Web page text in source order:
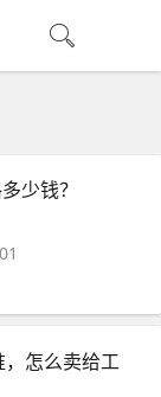
少钱？
怎么卖给工